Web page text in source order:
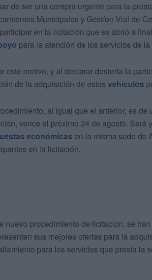
de ser una compra urgente para la
Municipales y Gestíon Vial de
en la licitación que se abrió a
para la atención de los servicios de
este motivo, y al declarar desierta la
de la adquisición de estos vehículos
al igual que el anterior, es
vence el próximo 24 de agosto.
económicas en la misma sede de
en la licitación.
nuevo procedimiento de licitación, se
sus mejores ofertas para la
para los servicios que presta la